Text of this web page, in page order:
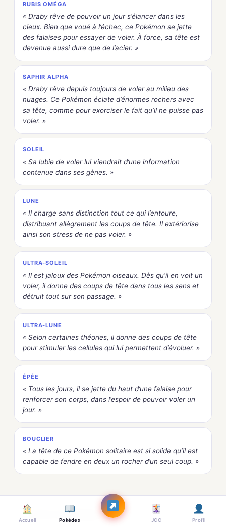
RUBIS OMÉGA
« Draby rêve de pouvoir un jour s’élancer dans les
cieux. Bien que voué à l’échec, ce Pokémon se jette
des falaises pour essayer de voler. À force, sa tête est
devenue aussi dure que de l’acier. »
SAPHIR ALPHA
« Draby rêve depuis toujours de voler au milieu des
nuages. Ce Pokémon éclate d’énormes rochers avec
sa tête, comme pour exorciser le fait qu’il ne puisse pas
voler. »
SOLEIL
« Sa lubie de voler lui viendrait d’une information
contenue dans ses gènes. »
LUNE
« Il charge sans distinction tout ce qui l’entoure,
distribuant allègrement les coups de tête. Il extériorise
ainsi son stress de ne pas voler. »
ULTRA-SOLEIL
« Il est jaloux des Pokémon oiseaux. Dès qu’il en voit un
voler, il donne des coups de tête dans tous les sens et
détruit tout sur son passage. »
ULTRA-LUNE
« Selon certaines théories, il donne des coups de tête
pour stimuler les cellules qui lui permettent d’évoluer. »
ÉPÉE
« Tous les jours, il se jette du haut d’une falaise pour
renforcer son corps, dans l’espoir de pouvoir voler un
jour. »
BOUCLIER
« La tête de ce Pokémon solitaire est si solide qu’il est
capable de fendre en deux un rocher d’un seul coup. »
Noms multilingues
Accueil Pokédex JCC Profil